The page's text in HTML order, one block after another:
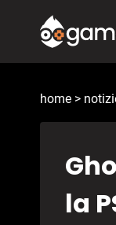
contenuto
home >
la